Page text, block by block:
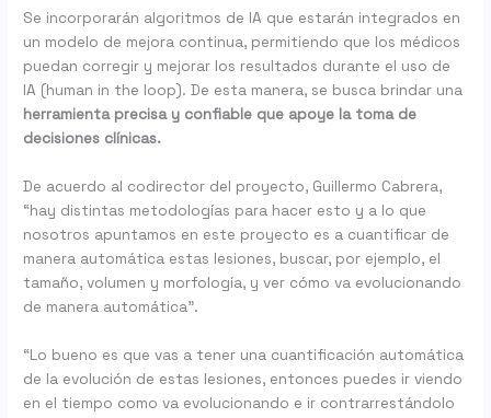
Se incorporarán algoritmos de IA que estarán integrados en
un modelo de mejora continua, permitiendo que los médicos
puedan corregir y mejorar los resultados durante el uso de
IA (human in the loop). De esta manera, se busca brindar una
herramienta precisa y confiable que apoye la toma de
decisiones clínicas.
De acuerdo al codirector del proyecto, Guillermo Cabrera,
“hay distintas metodologías para hacer esto y a lo que
nosotros apuntamos en este proyecto es a cuantificar de
manera automática estas lesiones, buscar, por ejemplo, el
tamaño, volumen y morfología, y ver cómo va evolucionando
de manera automática”.
“Lo bueno es que vas a tener una cuantificación automática
de la evolución de estas lesiones, entonces puedes ir viendo
en el tiempo como va evolucionando e ir contrarrestándolo